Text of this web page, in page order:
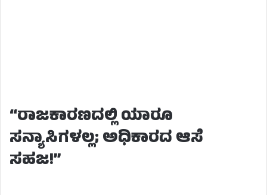
“ರಾಜಕಾರಣದಲ್ಲಿ ಯಾರೂ
ಸನ್ಯಾಸಿಗಳಲ್ಲ; ಅಧಿಕಾರದ ಆಸೆ
ಸಹಜ!”